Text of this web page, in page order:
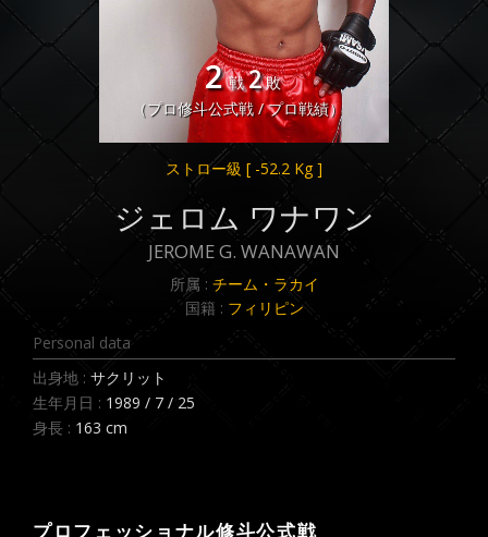
2 戦 2 敗
（プロ修斗公式戦 / プロ戦績）
ストロー級 [ -52.2 Kg ]
ジェロム ワナワン
JEROME G. WANAWAN
所属 : チーム・ラカイ
国籍 : フィリピン
Personal data
出身地 : サクリット
生年月日 : 1989 / 7 / 25
身長 : 163 cm
プロフェッショナル修斗公式戦